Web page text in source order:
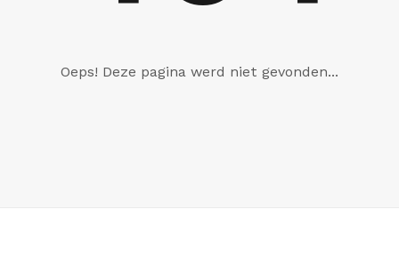
Oeps! Deze pagina werd niet gevonden...